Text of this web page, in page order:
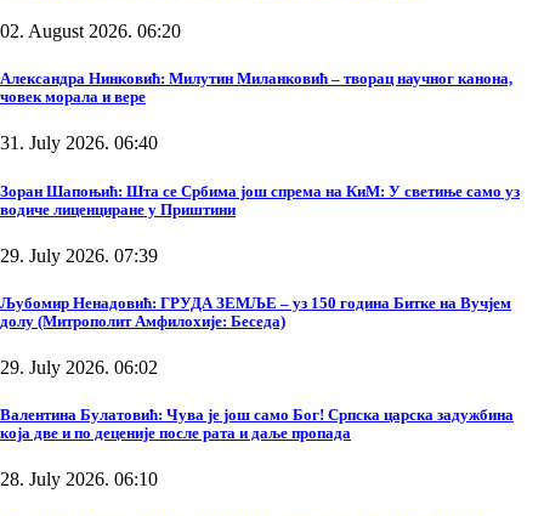
02. August 2026. 06:20
Александра Нинковић: Милутин Миланковић – творац научног канона,
човек морала и вере
31. July 2026. 06:40
Зоран Шапоњић: Шта се Србима још спрема на КиМ: У светиње само уз
водиче лиценциране у Приштини
29. July 2026. 07:39
Љубомир Ненадовић: ГРУДА ЗЕМЉЕ – уз 150 година Битке на Вучјем
долу (Митрополит Амфилохије: Беседа)
29. July 2026. 06:02
Валентина Булатовић: Чува је још само Бог! Српска царска задужбина
која две и по деценије после рата и даље пропада
28. July 2026. 06:10